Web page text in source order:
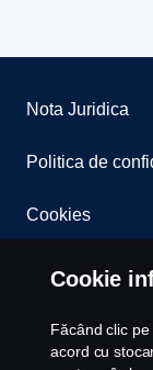
Nota Juridica
Politica de
Cookies
Whistleblowing
Contact
Cookie
Făcând clic pe
acord cu